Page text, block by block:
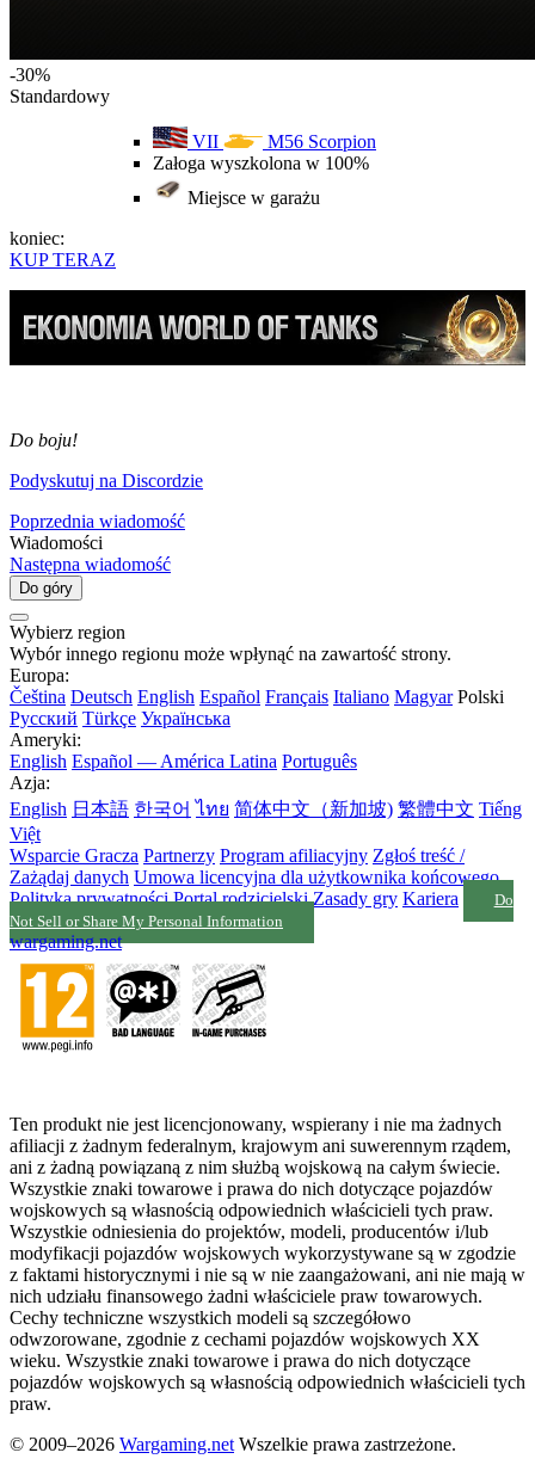
-30%
Standardowy
VII
M56 Scorpion
Załoga wyszkolona w 100%
Miejsce w garażu
koniec:
KUP TERAZ
Do boju!
Podyskutuj na Discordzie
Poprzednia wiadomość
Wiadomości
Następna wiadomość
Do góry
Wybierz region
Wybór innego regionu może wpłynąć na zawartość strony.
Europa:
Čeština Deutsch English Español Français Italiano Magyar Polski
Русский Türkçe Українська
Ameryki:
English Español — América Latina Português
Azja:
English 日本語 한국어 ไทย 简体中文（新加坡) 繁體中文 Tiếng
Việt
Wsparcie Gracza Partnerzy Program afiliacyjny Zgłoś treść /
Zażądaj danych Umowa licencyjna dla użytkownika końcowego
Polityka prywatności Portal rodzicielski Zasady gry Kariera
Do
Not Sell or Share My Personal Information
wargaming.net
Ten produkt nie jest licencjonowany, wspierany i nie ma żadnych
afiliacji z żadnym federalnym, krajowym ani suwerennym rządem,
ani z żadną powiązaną z nim służbą wojskową na całym świecie.
Wszystkie znaki towarowe i prawa do nich dotyczące pojazdów
wojskowych są własnością odpowiednich właścicieli tych praw.
Wszystkie odniesienia do projektów, modeli, producentów i/lub
modyfikacji pojazdów wojskowych wykorzystywane są w zgodzie
z faktami historycznymi i nie są w nie zaangażowani, ani nie mają w
nich udziału finansowego żadni właściciele praw towarowych.
Cechy techniczne wszystkich modeli są szczegółowo
odwzorowane, zgodnie z cechami pojazdów wojskowych XX
wieku. Wszystkie znaki towarowe i prawa do nich dotyczące
pojazdów wojskowych są własnością odpowiednich właścicieli tych
praw.
© 2009–2026 Wargaming.netWszelkie prawa zastrzeżone.